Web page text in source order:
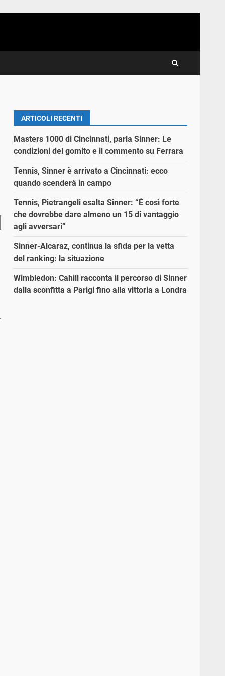
ARTICOLI RECENTI
Masters 1000 di Cincinnati, parla Sinner: Le
condizioni del gomito e il commento su Ferrara
Tennis, Sinner è arrivato a Cincinnati: ecco
quando scenderà in campo
Tennis, Pietrangeli esalta Sinner: “È così forte
che dovrebbe dare almeno un 15 di vantaggio
agli avversari”
Sinner-Alcaraz, continua la sfida per la vetta
del ranking: la situazione
Wimbledon: Cahill racconta il percorso di Sinner
dalla sconfitta a Parigi fino alla vittoria a Londra